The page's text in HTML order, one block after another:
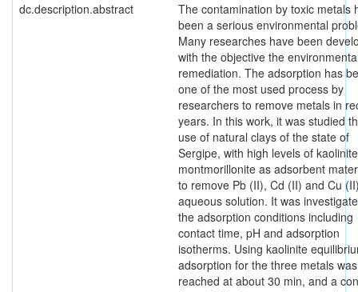
dc.description.abstract
The contamination by toxic metals
been a serious environmental
Many researches have been
with the objective the
remediation. The adsorption has
one of the most used process by
researchers to remove metals in
years. In this work, it was studied
use of natural clays of the state of
Sergipe, with high levels of
montmorillonite as adsorbent
to remove Pb (II), Cd (II) and Cu
aqueous solution. It was
the adsorption conditions including
contact time, pH and adsorption
isotherms. Using kaolinite
adsorption for the three metals was
reached at about 30 min, and a